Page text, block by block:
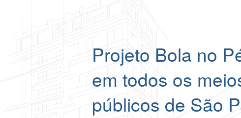
Projeto Bola no
em todos os
públicos de São